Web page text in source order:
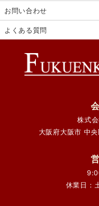
お問い合わせ
よくある質問
株式
大阪府大阪市 中
休業日：